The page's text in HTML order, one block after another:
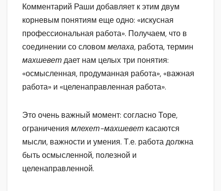
Комментарий Раши добавляет к этим двум
корневым понятиям еще одно: «искусная
профессиональная работа». Получаем, что в
соединении со словом мелаха, работа, термин
махшеветдает нам целых три понятия:
«осмысленная, продуманная работа», «важная
работа» и «целенаправленная работа».
Это очень важный момент: согласно Торе,
ограничения млехет-махшевет касаются
мысли, важности и умения. Т.е. работа должна
быть осмысленной, полезной и
целенаправленной.